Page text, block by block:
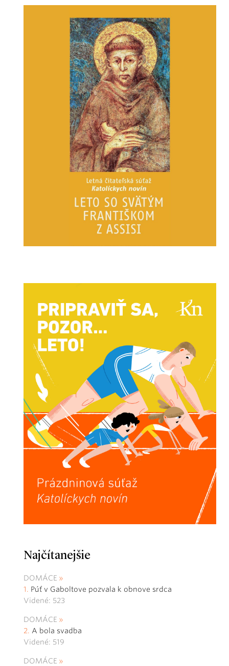
Najčítanejšie
DOMÁCE
Púť v Gaboltove pozvala k obnove srdca
Videné: 523
DOMÁCE
A bola svadba
Videné: 519
DOMÁCE